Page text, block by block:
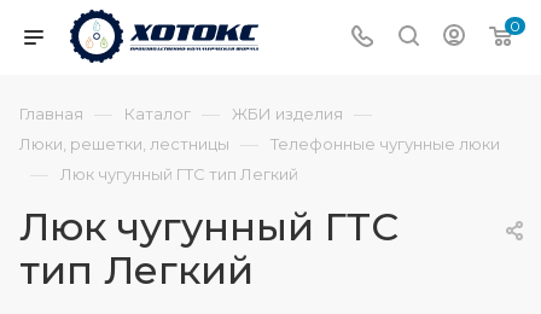
0
Главная — Каталог — ЖБИ изделия —
Люки, решетки, лестницы — Телефонные чугунные люки
— Люк чугунный ГТС тип Легкий
Люк чугунный ГТС
тип Легкий